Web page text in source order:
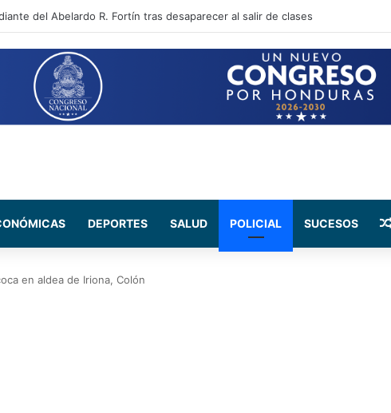
que no tendrán energía este viernes 7 de agosto
DEPORTES SALUD POLICIAL SUCESOS
en aldea de Iriona, Colón